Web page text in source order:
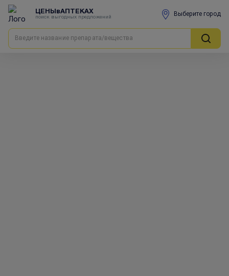
ЦЕНЫвАПТЕКАХ
поиск выгодных предложений Выберите город